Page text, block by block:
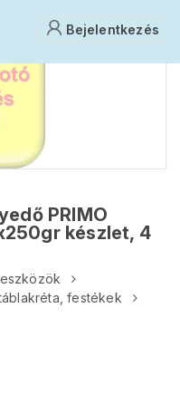
Bejelentkezés
PRIMO
készlet, 4
festékek